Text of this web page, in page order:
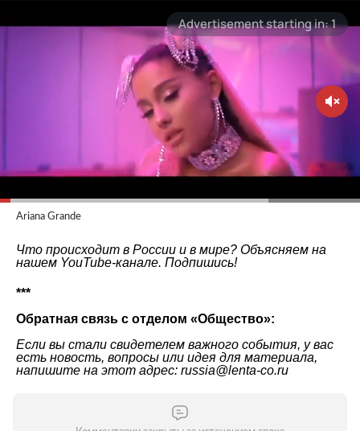
Ariana Grande
Что происходит в России и в мире? Объясняем на
нашем YouTube-канале. Подпишись!
***
Обратная связь с отделом «Общество»:
Если вы стали свидетелем важного события, у вас
есть новость, вопросы или идея для материала,
напишите на этот адрес: russia@lenta-co.ru